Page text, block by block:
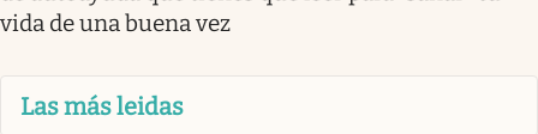
vida de una buena vez
Las más leidas